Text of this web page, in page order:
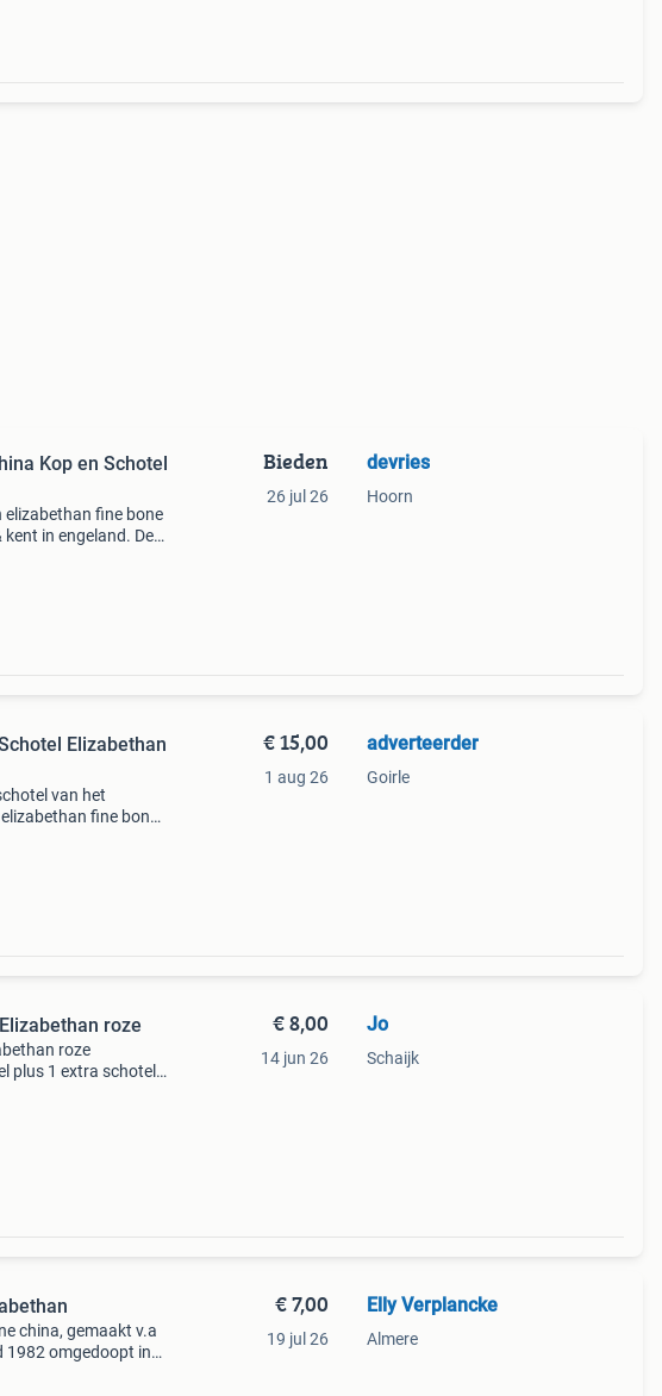
Kop en Schotel
elizabethan fine bone
in engeland. De
Bieden
26 jul 26
devries
Hoorn
Elizabethan
van het
fine bone
€ 15,00
1 aug 26
adverteerder
Goirle
roze
roze
plus 1 extra schotel
€ 8,00
14 jun 26
Jo
Schaijk
china, gemaakt v.a
1982 omgedoopt in
€ 7,00
19 jul 26
Elly Verplancke
Almere